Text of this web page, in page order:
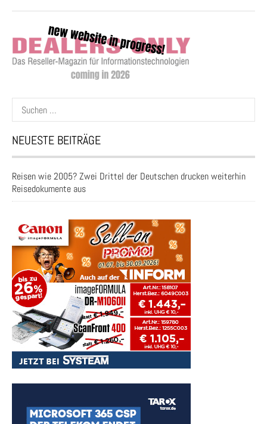
Suchen
nach:
NEUESTE BEITRÄGE
Reisen wie 2005? Zwei Drittel der Deutschen drucken weiterhin
Reisedokumente aus